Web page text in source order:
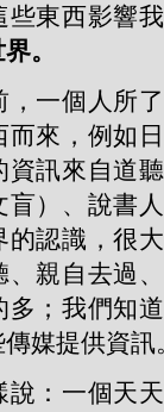
東西影響
。
，一個人所
而來，例如
資訊來自道
盲）、說書
的認識，很
、親自去過
多；我們知
媒提供資訊
說：一個天